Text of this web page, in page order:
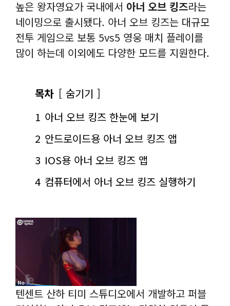
높은 왕자영요가 국내에서 아너 오브 킹즈라는
네이밍으로 출시됐다. 아너 오브 킹즈는 대규모
전투 게임으로 보통 5vs5 영웅 매치 플레이를
많이 하는데 이외에도 다양한 모드를 지원한다.
목차
숨기기
1 아너 오브 킹즈 한눈에 보기
2 안드로이드용 아너 오브 킹즈 앱
3 IOS용 아너 오브 킹즈 앱
4 컴퓨터에서 아너 오브 킹즈 실행하기
텐센트 산하 티미 스튜디오에서 개발하고 퍼블